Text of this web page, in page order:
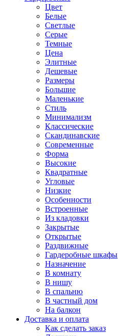
Цвет
Белые
Светлые
Серые
Темные
Цена
Элитные
Дешевые
Размеры
Большие
Маленькие
Стиль
Минимализм
Классические
Скандинавские
Современные
Форма
Высокие
Квадратные
Угловые
Низкие
Особенности
Встроенные
Из кладовки
Закрытые
Открытые
Раздвижные
Гардеробные шкафы
Назначение
В комнату
В нишу
В спальню
В частный дом
На балкон
Доставка и оплата
Как сделать заказ